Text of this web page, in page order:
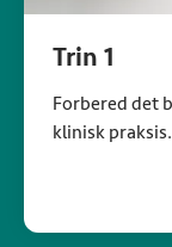
Trin 1
Forbered det
klinisk praksis.